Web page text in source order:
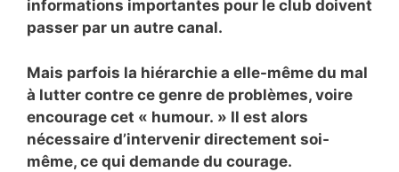
informations importantes pour le club doivent
passer par un autre canal.
Mais parfois la hiérarchie a elle-même du mal
à lutter contre ce genre de problèmes, voire
encourage cet « humour. » Il est alors
nécessaire d’intervenir directement soi-
même, ce qui demande du courage.